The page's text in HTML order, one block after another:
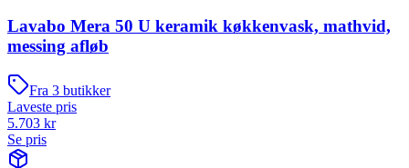
Lavabo Mera 50 U keramik køkkenvask, mathvid,
messing afløb
Fra 3 butikker
Laveste pris
5.703 kr
Se pris